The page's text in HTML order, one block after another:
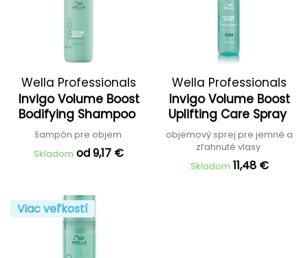
Wella Professionals
Invigo Volume Boost
Bodifying Shampoo
šampón pre objem
Skladom od 9,17 €
Wella Professionals
Invigo Volume Boost
Uplifting Care Spray
objemový sprej pre jemné a
zľahnuté vlasy
Skladom 11,48 €
Viac veľkostí